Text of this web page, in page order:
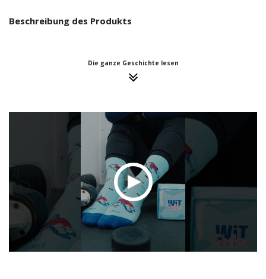
Beschreibung des Produkts
Die ganze Geschichte lesen